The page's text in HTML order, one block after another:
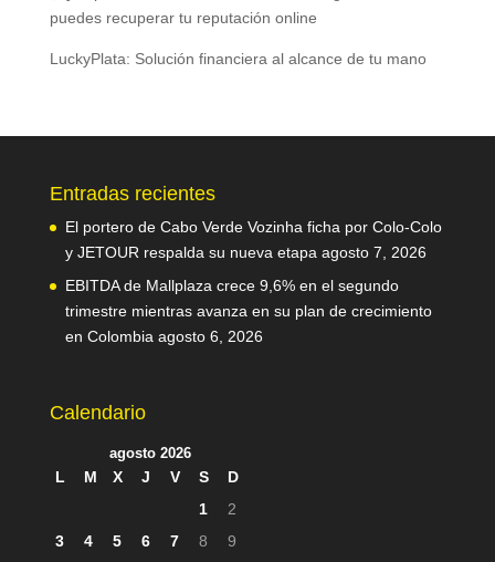
puedes recuperar tu reputación online
LuckyPlata: Solución financiera al alcance de tu mano
Entradas recientes
El portero de Cabo Verde Vozinha ficha por Colo-Colo
y JETOUR respalda su nueva etapa agosto 7, 2026
EBITDA de Mallplaza crece 9,6% en el segundo
trimestre mientras avanza en su plan de crecimiento
en Colombia agosto 6, 2026
Calendario
agosto 2026
L M X J V S
D
1
2
3
4 5 6 7 8
9